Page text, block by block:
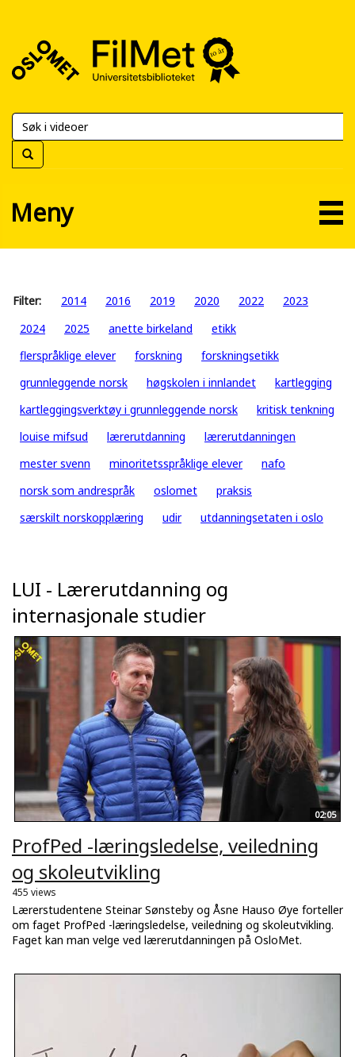
FilMet
Universitetsbiblioteket
Meny
Filter: 2014 2016 2019 2020 2022
2023
2024
2025 anette birkeland
etikk
flerspråklige elever
forskning
forskningsetikk
grunnleggende norsk
høgskolen i innlandet
kartlegging
kartleggingsverktøy i grunnleggende norsk
kritisk tenkning
louise mifsud
lærerutdanning
lærerutdanningen
mester svenn
minoritetsspråklige elever
nafo
norsk som andrespråk
oslomet
praksis
særskilt norskopplæring
udir utdanningsetaten i oslo
LUI - Lærerutdanning og
internasjonale studier
02:05
ProfPed -læringsledelse, veiledning
og skoleutvikling
455 views
Lærerstudentene Steinar Sønsteby og Åsne Hauso Øye forteller
om faget ProfPed -læringsledelse, veiledning og skoleutvikling.
Faget kan man velge ved lærerutdanningen på OsloMet.